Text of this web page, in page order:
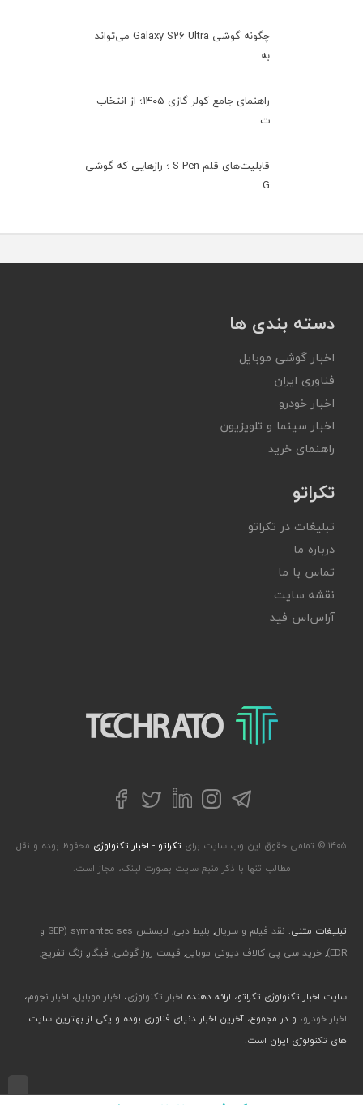
چگونه گوشی Galaxy S26 Ultra می‌تواند
به ...
راهنمای جامع کولر گازی ۱۴۰۵؛ از انتخاب
ت...
قابلیت‌های قلم S Pen ؛ رازهایی که گوشی
G...
دسته بندی ها
اخبار گوشی موبایل
فناوری ایران
اخبار خودرو
اخبار سینما و تلویزیون
راهنمای خرید
تکراتو
تبلیغات در تکراتو
درباره ما
تماس با ما
نقشه سایت
آر‌اس‌اس فید
تکراتو – زندگی با تکنولوژی
تلگراماینستاگرام
لینکداینتوییترفیسبوک
۱۴۰۵ © تمامی حقوق این وب سایت برای تکراتو - اخبار تکنولوژی محفوظ بوده و نقل
مطالب تنها با ذکر منبع سایت بصورت لینک، مجاز است.
تبلیغات متنی: نقد فیلم و سریال, بلیط دبی,
لایسنس symantec ses (SEP و
EDR)
, خرید سی پی کالاف دیوتی موبایل, قیمت روز گوشی, فیگار, زنگ تفریح,
سایت اخبار تکنولوژی تکراتو، ارائه دهنده اخبار تکنولوژی، اخبار موبایل، اخبار نجوم،
اخبار خودرو، و در مجموع، آخرین اخبار دنیای فناوری بوده و یکی از بهترین سایت
های تکنولوژی ایران است.
طراحی رابط کاربری و تجربی توسط جواد صابری، گروه افرو - اجرا با طراحی وب پارسا